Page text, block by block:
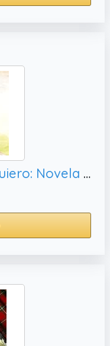
Cuando me digas te quiero: Novela romántica, amor y amistad